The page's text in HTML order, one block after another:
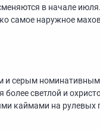
в начале
самое наружное
и серым
светлой и
каймами на рулевых